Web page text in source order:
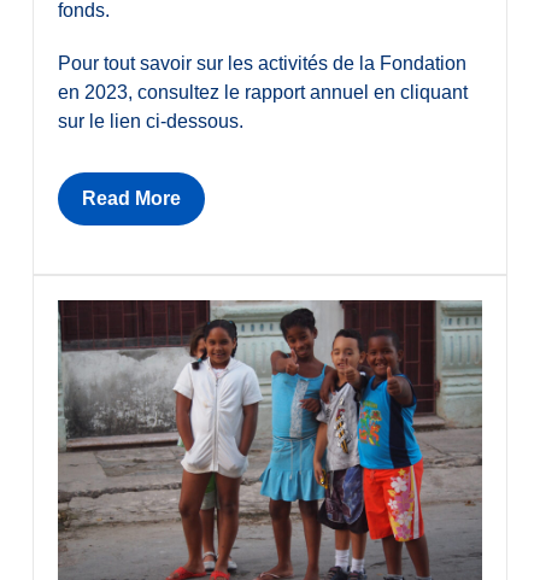
fonds.
Pour tout savoir sur les activités de la Fondation
en 2023, consultez le rapport annuel en cliquant
sur le lien ci-dessous.
Read More